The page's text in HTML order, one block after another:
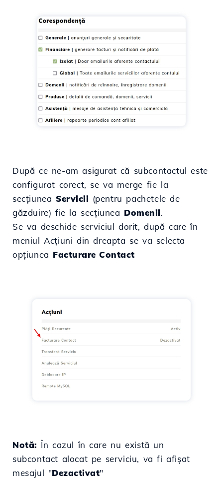
După ce ne-am asigurat că subcontactul este
configurat corect, se va merge fie la
secțiunea Servicii (pentru pachetele de
găzduire) fie la secțiunea Domenii.
Se va deschide serviciul dorit, după care în
meniul Acțiuni din dreapta se va selecta
opțiunea Facturare Contact
Notă: În cazul în care nu există un
subcontact alocat pe serviciu, va fi afișat
mesajul "Dezactivat"